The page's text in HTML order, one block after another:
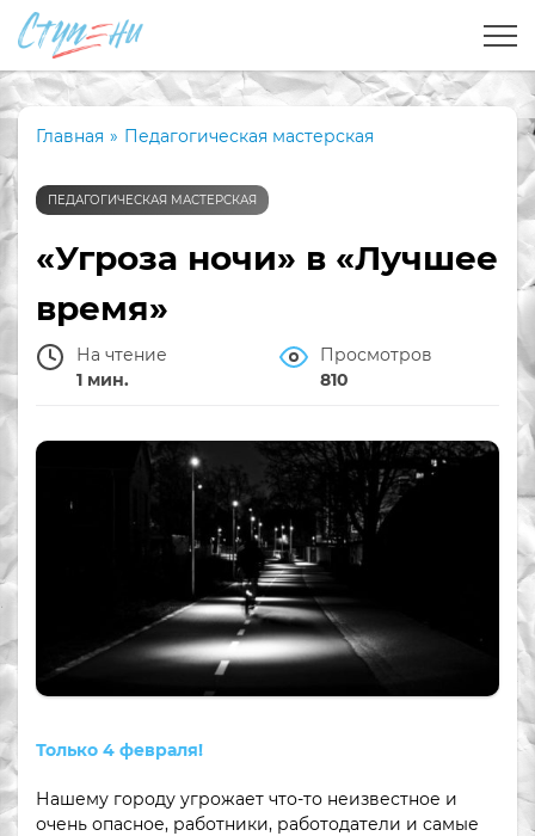
Главная » Педагогическая мастерская
ПЕДАГОГИЧЕСКАЯ МАСТЕРСКАЯ
«Угроза ночи» в «Лучшее
время»
На чтение
1 мин.
Просмотров
810
Только 4 февраля!
Нашему городу угрожает что-то неизвестное и
очень опасное, работники, работодатели и самые